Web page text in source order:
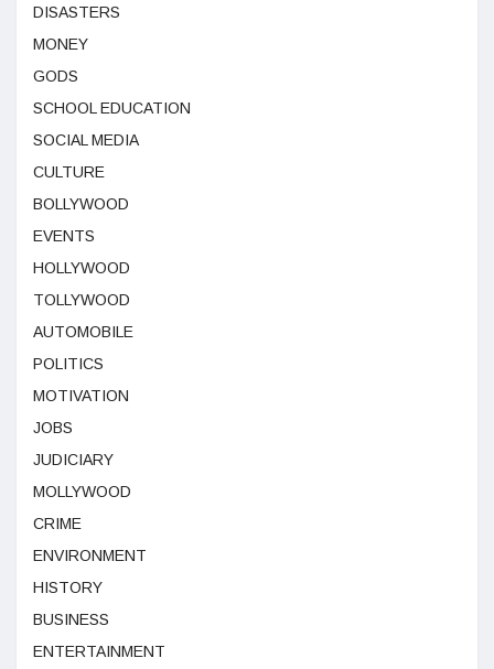
DISASTERS
MONEY
GODS
SCHOOL EDUCATION
SOCIAL MEDIA
CULTURE
BOLLYWOOD
EVENTS
HOLLYWOOD
TOLLYWOOD
AUTOMOBILE
POLITICS
MOTIVATION
JOBS
JUDICIARY
MOLLYWOOD
CRIME
ENVIRONMENT
HISTORY
BUSINESS
ENTERTAINMENT